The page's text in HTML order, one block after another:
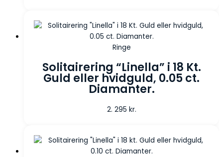
Ringe
Solitairering “Linella” i 18 Kt.
Guld eller hvidguld, 0.05 ct.
Diamanter.
2. 295 kr.